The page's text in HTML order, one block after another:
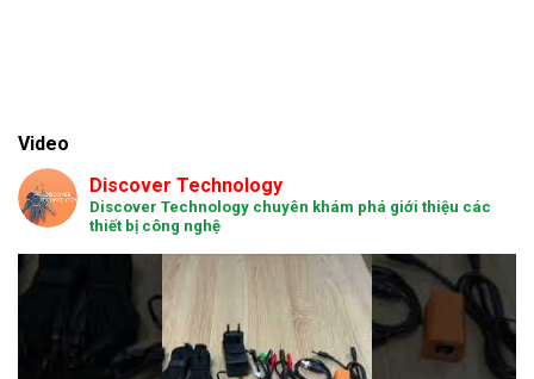
Video
Discover Technology
Discover Technology chuyên khám phá giới thiệu các
thiết bị công nghệ